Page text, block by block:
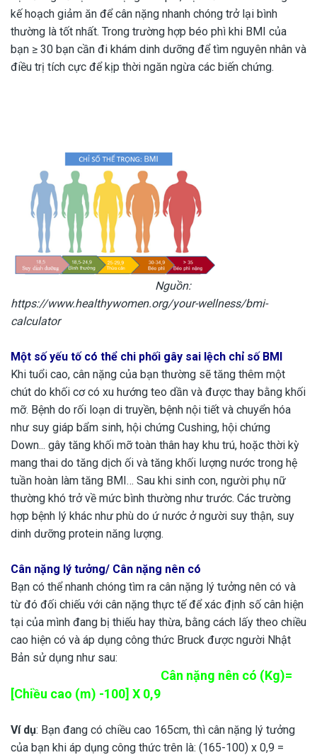
kế hoạch giảm ăn để cân nặng nhanh chóng trở lại bình
thường là tốt nhất. Trong trường hợp béo phì khi BMI của
bạn ≥ 30 bạn cần đi khám dinh dưỡng để tìm nguyên nhân và
điều trị tích cực để kịp thời ngăn ngừa các biến chứng.
Nguồn:
https://www.healthywomen.org/your-wellness/bmi-
calculator
Một số yếu tố có thể chi phối gây sai lệch chỉ số BMI
Khi tuổi cao, cân nặng của bạn thường sẽ tăng thêm một
chút do khối cơ có xu hướng teo dần và được thay bằng khối
mỡ. Bệnh do rối loạn di truyền, bệnh nội tiết và chuyển hóa
như suy giáp bẩm sinh, hội chứng Cushing, hội chứng
Down... gây tăng khối mỡ toàn thân hay khu trú, hoặc thời kỳ
mang thai do tăng dịch ối và tăng khối lượng nước trong hệ
tuần hoàn làm tăng BMI… Sau khi sinh con, người phụ nữ
thường khó trở về mức bình thường như trước. Các trường
hợp bệnh lý khác như phù do ứ nước ở người suy thận, suy
dinh dưỡng protein năng lượng.
Cân nặng lý tưởng/ Cân nặng nên có
Bạn có thể nhanh chóng tìm ra cân nặng lý tưởng nên có và
từ đó đối chiếu với cân nặng thực tế để xác định số cân hiện
tại của mình đang bị thiếu hay thừa, bằng cách lấy theo chiều
cao hiện có và áp dụng công thức Bruck được người Nhật
Bản sử dụng như sau:
Cân nặng nên có (Kg)=
[Chiều cao (m) -100] X 0,9
Ví dụ: Bạn đang có chiều cao 165cm, thì cân nặng lý tưởng
của bạn khi áp dụng công thức trên là: (165-100) x 0,9 =